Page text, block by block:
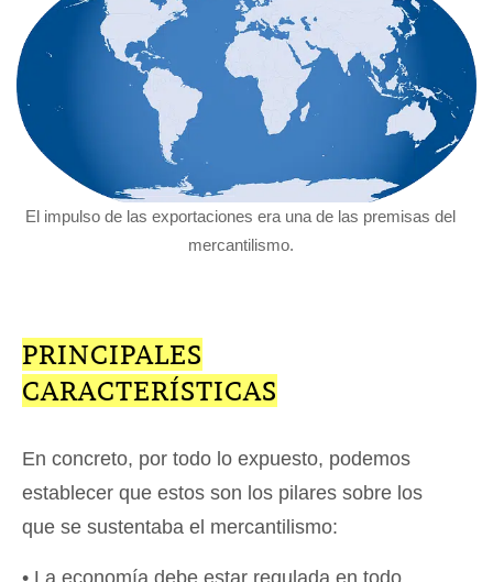
El impulso de las exportaciones era una de las premisas del
mercantilismo.
PRINCIPALES
CARACTERÍSTICAS
En concreto, por todo lo expuesto, podemos
establecer que estos son los pilares sobre los
que se sustentaba el mercantilismo:
• La economía debe estar regulada en todo